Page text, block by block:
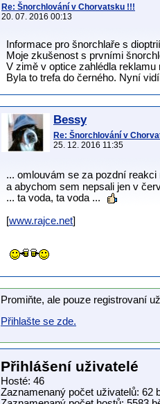
Re: Šnorchlování v Chorvatsku !!!
20. 07. 2016 00:13
Informace pro šnorchlaře s
Moje zkušenost s prvními
V zimě v optice zahlédla
Byla to trefa do černého. Nyní
Bessy
Re: Šnorchlování v
25. 12. 2016 11:35
... omlouvám se za pozdní
a abychom sem nepsali jen v
... ta voda, ta voda ...
[www.rajce.net]
Promiňte, ale pouze registrovaní
Přihlašte se zde.
Přihlášení uživatelé
Hosté: 46
Zaznamenaný počet uživatelů: 62